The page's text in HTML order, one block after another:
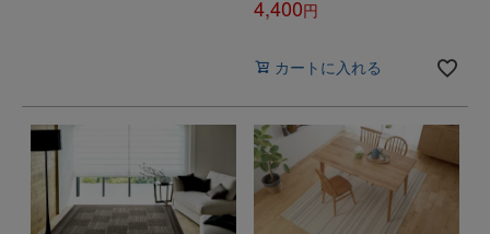
4,400
カートに入れる